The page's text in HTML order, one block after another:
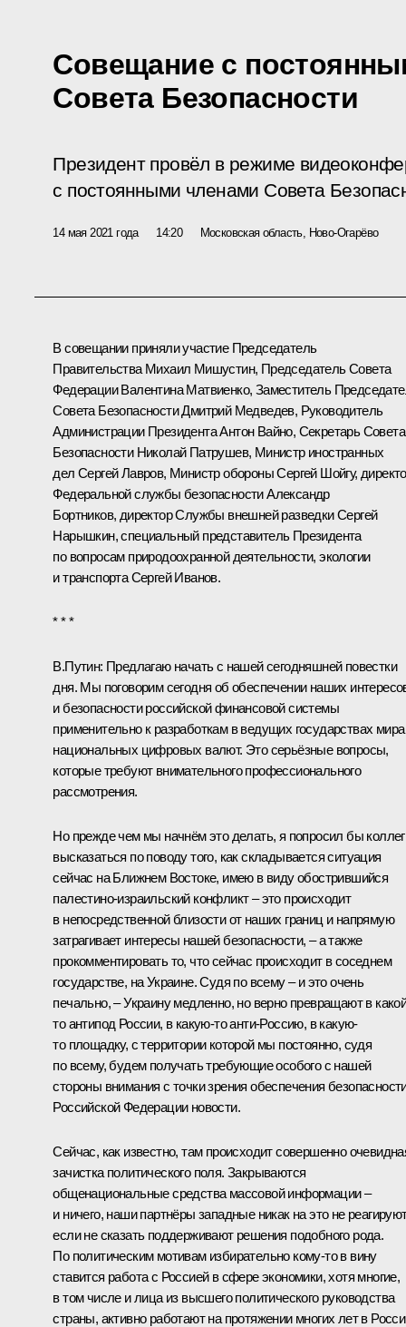
Совещание с
Совета Безопасности
Президент провёл в режиме
с постоянными членами Совета
14 мая 2021 года 14:20 Московская область, Ново-Огарёво
В совещании приняли участие Председатель
Правительства Михаил Мишустин, Председатель Совета
ФедерацииВалентина Матвиенко, Заместитель
Совета БезопасностиДмитрий Медведев, Руководитель
Администрации ПрезидентаАнтон Вайно, Секретарь Совета
Безопасности Николай Патрушев, Министр иностранных
дел Сергей Лавров, Министр обороныСергей Шойгу,
Федеральной службы безопасностиАлександр
Бортников, директор Службы внешней разведкиСергей
Нарышкин, специальный представитель Президента
по вопросам природоохранной деятельности, экологии
и транспортаСергей Иванов.
* * *
В.Путин: Предлагаю начать с нашей сегодняшней повестки
дня. Мы поговорим сегодня об обеспечении наших
и безопасности российской финансовой системы
применительно к разработкам в ведущих государствах мира
национальных цифровых валют. Это серьёзные вопросы,
которые требуют внимательного профессионального
рассмотрения.
Но прежде чем мы начнём это делать, я попросил бы коллег
высказаться по поводу того, как складывается ситуация
сейчас на Ближнем Востоке, имею в виду обострившийся
палестино-израильский конфликт – это происходит
в непосредственной близости от наших границ и напрямую
затрагивает интересы нашей безопасности, – а также
прокомментировать то, что сейчас происходит в соседнем
государстве, на Украине. Судя по всему – и это очень
печально, – Украину медленно, но верно превращают в
то антипод России, в какую-то анти-Россию, в какую-
то площадку, с территории которой мы постоянно, судя
по всему, будем получать требующие особого с нашей
стороны внимания с точки зрения обеспечения
Российской Федерации новости.
Сейчас, как известно, там происходит совершенно
зачистка политического поля. Закрываются
общенациональные средства массовой информации –
и ничего, наши партнёры западные никак на это не
если не сказать поддерживают решения подобного рода.
По политическим мотивам избирательно кому-то в вину
ставится работа с Россией в сфере экономики, хотя многие,
в том числе и лица из высшего политического руководства
страны, активно работают на протяжении многих лет в